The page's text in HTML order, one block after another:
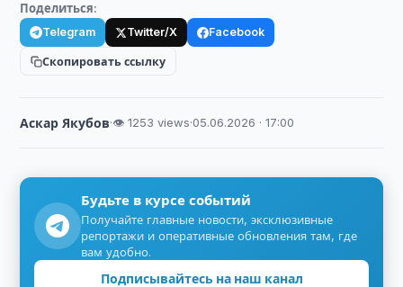
Поделиться:
Telegram Twitter/X Facebook
Скопировать ссылку
Аскар Якубов·👁 1253 views·05.06.2026 · 17:00
Будьте в курсе событий
Получайте главные новости, эксклюзивные
репортажи и оперативные обновления там, где
вам удобно.
Подписывайтесь на наш канал